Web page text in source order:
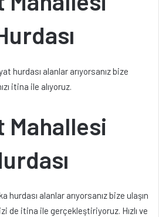
hurdası alanlar arıyorsanız bize
itina ile alıyoruz.
Mahallesi
hurdası alanlar arıyorsanız bize ulaşın
de itina ile gerçekleştiriyoruz. Hızlı ve